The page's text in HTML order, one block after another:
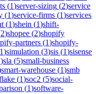
(1)server-sizing (2)service
(1)service-firms (1)services
(1)shein (1)shift-
2)shopee (2)shopify
partners (1)shopify-
1)simulation (3)sis (1)sisense
)sla (5)small-business
smart-warehouse (1)smb
(1)soc2 (5)social-
(1)software-